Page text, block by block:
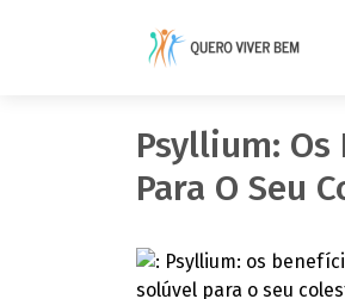
Psyllium:
Para O Seu